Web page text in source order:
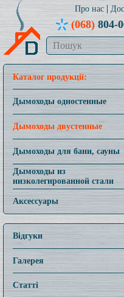
Про нас
(068)804-
Каталог продукції:
Дымоходы одностенные
Дымоходы двустенные
Дымоходы для бани, сауны
Дымоходы из
низколегированной стали
Аксессуары
Відгуки
Галерея
Статті